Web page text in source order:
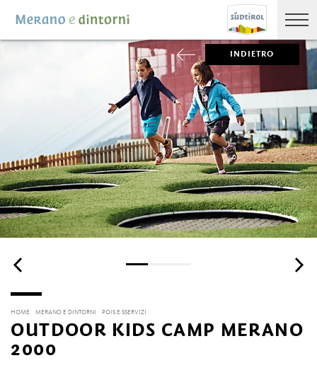
INDIETRO
HOME MERANO E DINTORNI POIS E SSERVIZI
OUTDOOR KIDS CAMP MERANO
2000